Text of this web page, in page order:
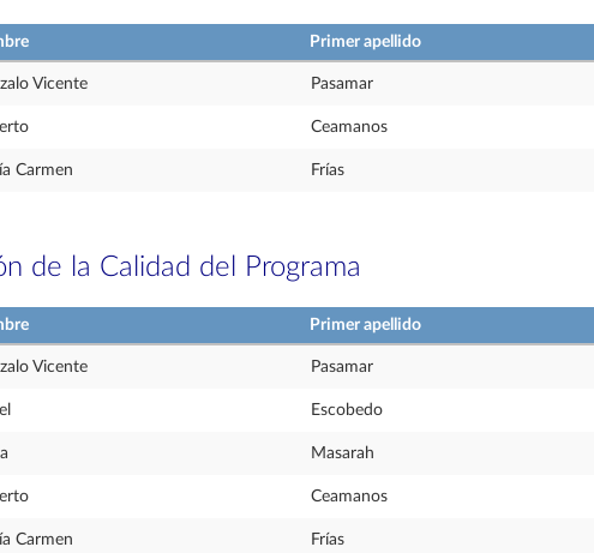
Primer apellido
Vicente Pasamar
Ceamanos
Carmen Frías
de la Calidad del Programa
Primer apellido
Vicente Pasamar
Escobedo
Masarah
Ceamanos
Carmen Frías